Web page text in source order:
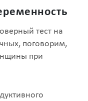
тест на
поговорим,
при